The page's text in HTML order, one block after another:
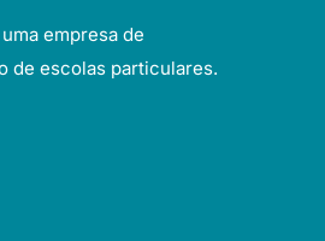
empresa de
de escolas particulares.